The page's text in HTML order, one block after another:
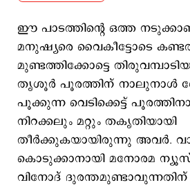
ഈ പാടത്തിന്റെ ഒത്ത
മനുഷ്യരെ വൈകീട്ടോടെ
മുണ്ടത്തിക്കോട്ടെ
തൃശൂര്‍ പൂരത്തിന് നാലുനാള്‍
പൂക്കുന്ന വെടിക്കെട്ട്
നിറക്കലും മറ്റും തകൃതിയായി
തീര്‍ക്കുകയായിരുന്നു അവര്‍.
കൊടുക്കാനായി മനോരമ ന്യൂസ്
വിനോദ്